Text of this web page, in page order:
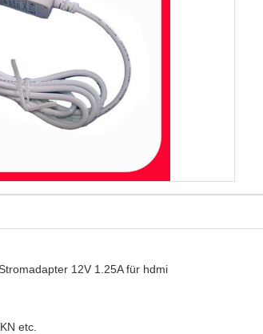
12V 1.25A für hdmi
etc.